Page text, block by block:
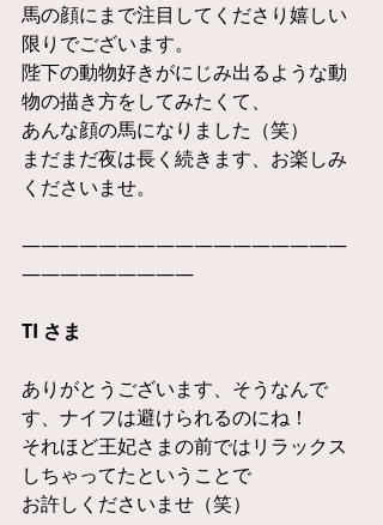
馬の顔にまで注目してくださり嬉しい
限りでございます。
陛下の動物好きがにじみ出るような動
物の描き方をしてみたくて、
あんな顔の馬になりました（笑）
まだまだ夜は長く続きます、お楽しみ
くださいませ。
—————————————————
—————————
TI さま
ありがとうございます、そうなんで
す、ナイフは避けられるのにね！
それほど王妃さまの前ではリラックス
しちゃってたということで
お許しくださいませ（笑）